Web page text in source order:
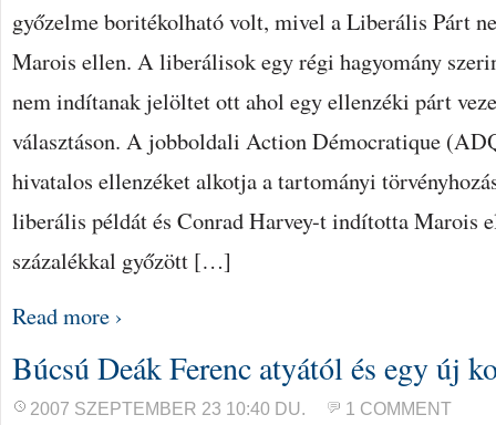
győzelme boritékolható volt, mivel a Liberális Párt
Marois ellen. A liberálisok egy régi hagyomány
nem indítanak jelöltet ott ahol egy ellenzéki párt
választáson. A jobboldali Action Démocratique
hivatalos ellenzéket alkotja a tartományi
liberális példát és Conrad Harvey-t indította Marois
százalékkal győzött […]
Read more ›
Búcsú Deák Ferenc atyától és egy új
2007 SZEPTEMBER 23 10:40 DU. 1 COMMENT